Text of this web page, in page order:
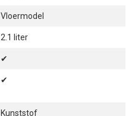
Vloermodel
2.1 liter
✔
✔
Kunststof